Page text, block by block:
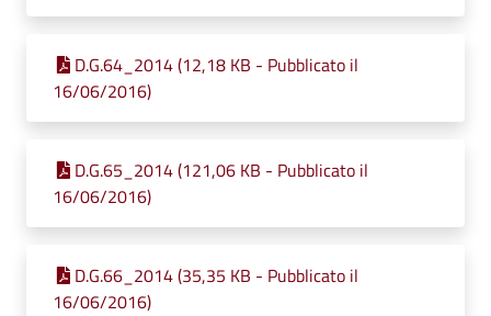
D.G.64_2014 (12,18 KB - Pubblicato il
16/06/2016)
D.G.65_2014 (121,06 KB - Pubblicato il
16/06/2016)
D.G.66_2014 (35,35 KB - Pubblicato il
16/06/2016)